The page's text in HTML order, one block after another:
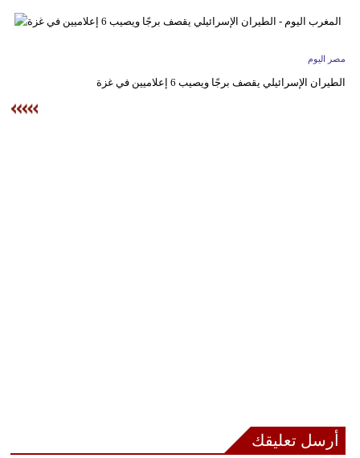
سياحة
مصر اليوم
الطيران الإسرائيلي يقصف برجًا ويصيب 6 إعلاميين في غزة
أرسل تعليقك